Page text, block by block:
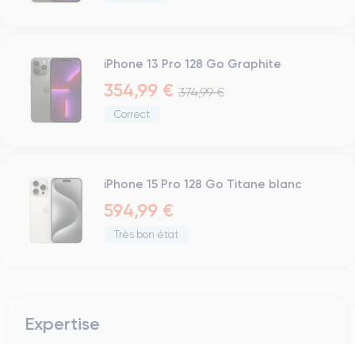
iPhone 13 Pro 128 Go Graphite
354,99 € 374,99 €
Correct
iPhone 15 Pro 128 Go Titane blanc
594,99 €
Très bon état
Expertise